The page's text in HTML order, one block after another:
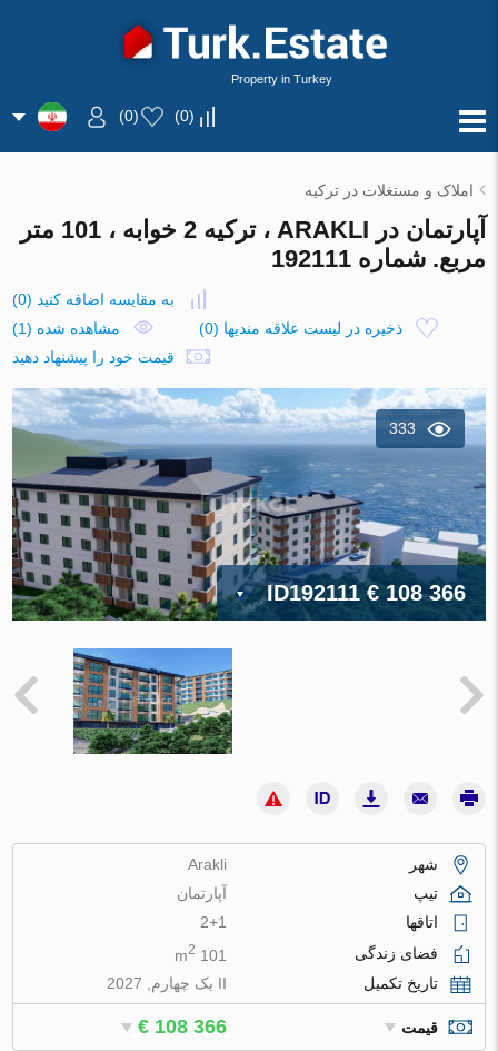
Property in Turkey
(
0
)
(
0
)
املاک و مستغلات در ترکیه
آپارتمان در ARAKLI ، ترکیه 2 خوابه ، 101 متر
مربع. شماره 192111
به مقایسه اضافه کنید (
0
)
ذخیره در لیست علاقه مندیها (
0
)
مشاهده شده (1)
قیمت خود را پیشنهاد دهید
333
ID192111€ 108 366
شهر
Arakli
تیپ
آپارتمان
اتاقها
2+1
فضای زندگی
101 m
2
تاریخ تکمیل II یک چهارم, 2027
قیمت € 108 366